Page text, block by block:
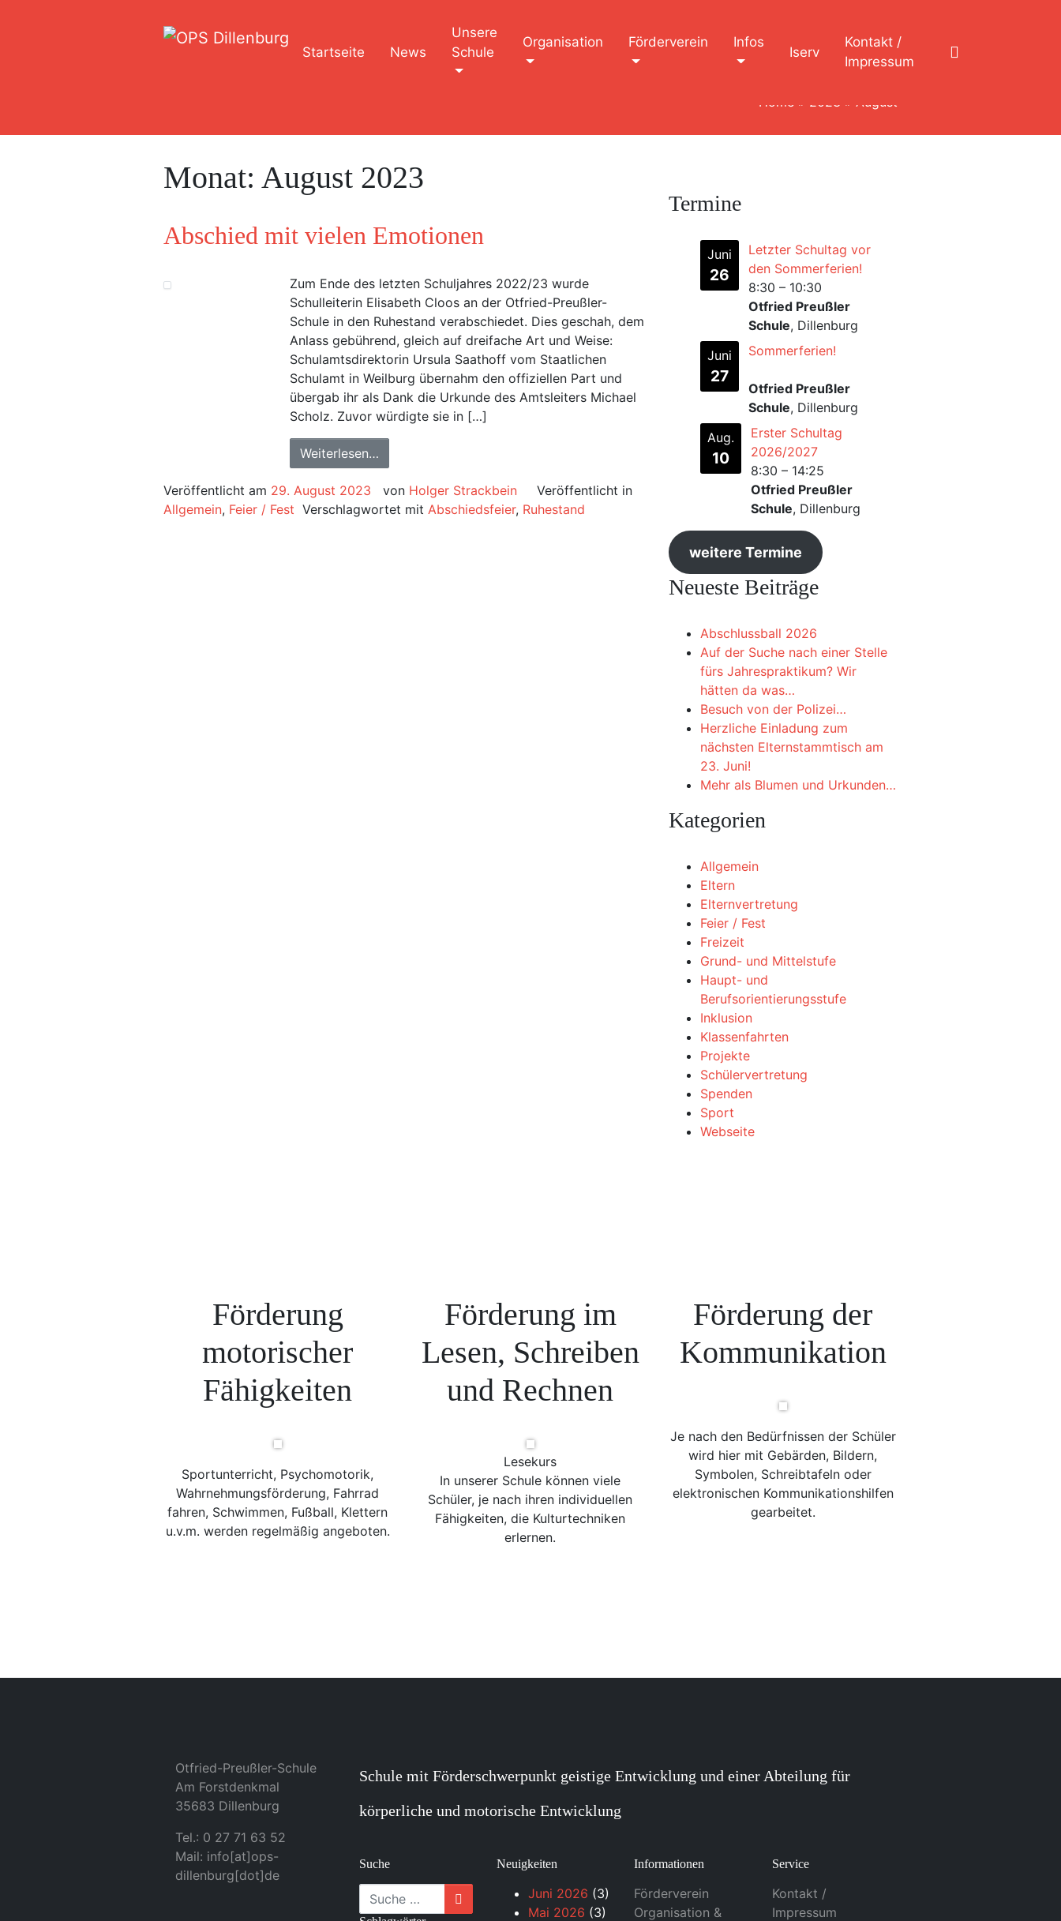
Startseite News
Unsere
Schule
Organisation Förderverein Infos
Iserv
Kontakt /
Impressum
Home » 2023 » August
Monat: August 2023
Abschied mit vielen Emotionen
Zum Ende des letzten Schuljahres 2022/23 wurde
Schulleiterin Elisabeth Cloos an der Otfried-Preußler-
Schule in den Ruhestand verabschiedet. Dies geschah, dem
Anlass gebührend, gleich auf dreifache Art und Weise:
Schulamtsdirektorin Ursula Saathoff vom Staatlichen
Schulamt in Weilburg übernahm den offiziellen Part und
übergab ihr als Dank die Urkunde des Amtsleiters Michael
Scholz. Zuvor würdigte sie in […]
Weiterlesen…
Veröffentlicht am 29. August 2023 von Holger Strackbein
Veröffentlicht in
Allgemein, Feier / Fest Verschlagwortet mit Abschiedsfeier, Ruhestand
Termine
Juni
26
Letzter Schultag vor
den Sommerferien!
8:30 – 10:30
Otfried Preußler
Schule, Dillenburg
Juni
27
Sommerferien!
Otfried Preußler
Schule, Dillenburg
Aug.
10
Erster Schultag
2026/2027
8:30 – 14:25
Otfried Preußler
Schule, Dillenburg
weitere Termine
Neueste Beiträge
Abschlussball 2026
Auf der Suche nach einer Stelle
fürs Jahrespraktikum? Wir
hätten da was…
Besuch von der Polizei…
Herzliche Einladung zum
nächsten Elternstammtisch am
23. Juni!
Mehr als Blumen und Urkunden…
Kategorien
Allgemein
Eltern
Elternvertretung
Feier / Fest
Freizeit
Grund- und Mittelstufe
Haupt- und
Berufsorientierungsstufe
Inklusion
Klassenfahrten
Projekte
Schülervertretung
Spenden
Sport
Webseite
Förderung
motorischer
Fähigkeiten
Sportunterricht, Psychomotorik,
Wahrnehmungsförderung, Fahrrad
fahren, Schwimmen, Fußball, Klettern
u.v.m. werden regelmäßig angeboten.
Förderung im
Lesen, Schreiben
und Rechnen
Lesekurs
In unserer Schule können viele
Schüler, je nach ihren individuellen
Fähigkeiten, die Kulturtechniken
erlernen.
Förderung der
Kommunikation
Je nach den Bedürfnissen der Schüler
wird hier mit Gebärden, Bildern,
Symbolen, Schreibtafeln oder
elektronischen Kommunikationshilfen
gearbeitet.
Otfried-Preußler-Schule
Am Forstdenkmal
35683 Dillenburg
Tel.: 0 27 71 63 52
Mail: info[at]ops-
dillenburg[dot]de
Schule mit Förderschwerpunkt geistige Entwicklung und einer Abteilung für
körperliche und motorische Entwicklung
Suche
Suche
Neuigkeiten
Juni 2026 (3)
Mai 2026 (3)
Informationen
Förderverein
Organisation &
Service
Kontakt /
Impressum